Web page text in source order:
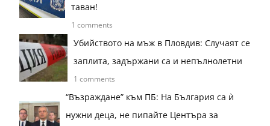
таван!
1 comments
Убийството на мъж в Пловдив: Случаят се
заплита, задържани са и непълнолетни
1 comments
“Възраждане” към ПБ: На България са ѝ
нужни деца, не пипайте Центъра за